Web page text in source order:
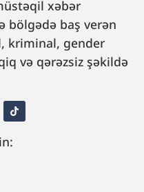
xəbər
bölgədə baş verən
kriminal, gender
və qərəzsiz şəkildə